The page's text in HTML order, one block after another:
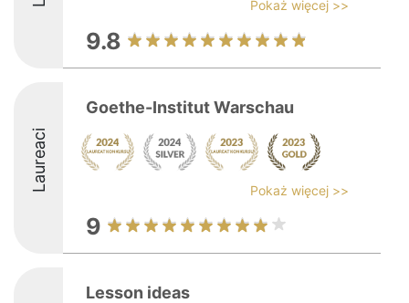
Pokaż więcej >>
9.8
Laureaci
Goethe-Institut Warschau
Pokaż więcej >>
9
Lesson ideas